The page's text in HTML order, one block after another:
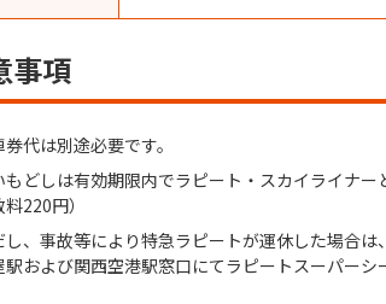
事項
代は別途必要です。
もどしは有効期限内でラピート・スカイライナ
220円）
し、事故等により特急ラピートが運休した場合
駅および関西空港駅窓口にてラピートスーパー